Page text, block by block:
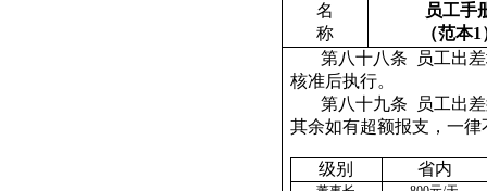
名
称
员工手
（范本1
第八十八条
员工出
核准后执行。
第八十九条
员工出
其余如有超额报支，一律
级别 省内